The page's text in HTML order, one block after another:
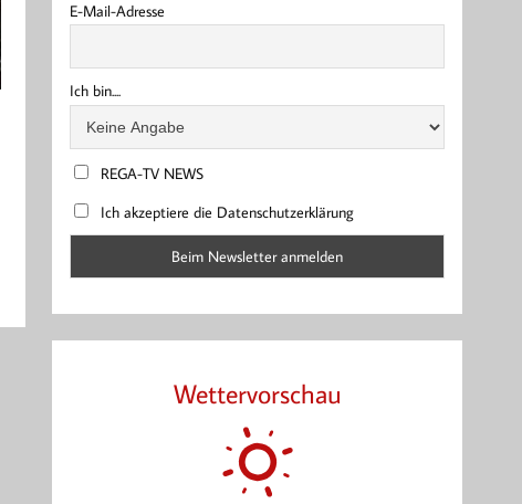
E-Mail-Adresse
Ich bin....
REGA-TV NEWS
Ich akzeptiere die Datenschutzerklärung
Wettervorschau